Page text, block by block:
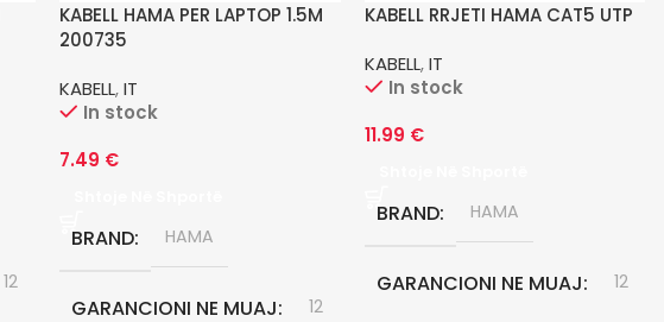
12
KABELL HAMA PER LAPTOP 1.5M
200735
KABELL,IT
In stock
7.49 €
BRAND HAMA
GARANCIONI NE MUAJ 12
KABELL RRJETI HAMA CAT5 UTP
KABELL,IT
In stock
11.99 €
BRAND HAMA
GARANCIONI NE MUAJ 12